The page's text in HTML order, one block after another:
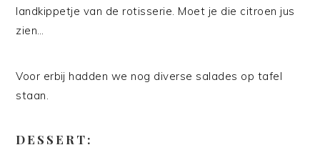
landkippetje van de rotisserie. Moet je die citroen jus
zien…
Voor erbij hadden we nog diverse salades op tafel
staan.
DESSERT: